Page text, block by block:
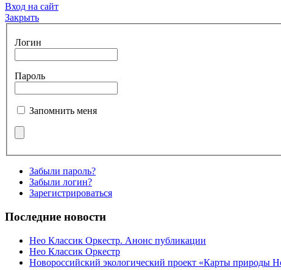
Вход на сайт
Закрыть
Логин
Пароль
Запомнить меня
Забыли пароль?
Забыли логин?
Зарегистрироваться
Последние новости
Нео Классик Оркестр. Анонс публикации
Нео Классик Оркестр
Новороссийский экологический проект «Карты природы